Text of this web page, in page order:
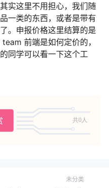
实这里不用担心，我们随
一类的东西，或者是带有
。申报价格这里结算的是
前端是如何定价的，
同学可以看一下这个工
共0人
未分类